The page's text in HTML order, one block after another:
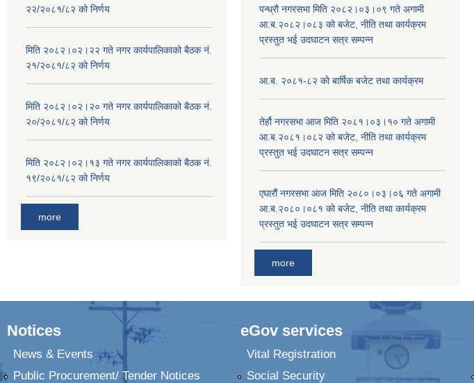
२२/२०८१/८२ को निर्णय
मिति २०८२।०२।२२ गते नगर कार्यपालिकाको बैठक नं.
२१/२०८१/८२ को निर्णय
मिति २०८२।०२।२० गते नगर कार्यपालिकाको बैठक नं.
२०/२०८१/८२ को निर्णय
मिति २०८२।०२।१३ गते नगर कार्यपालिकाको बैठक नं.
१९/२०८१/८२ को निर्णय
more
पन्ध्रौ नगरसभा मिति २०८२।०३।०९ गते अगामी
आ.ब.२०८२।०८३ को बजेट, नीति तथा कार्यक्रम
प्रस्तुत भई उदघाटन सत्र सम्पन्न
आ.ब. २०८१-८२ को बार्षिक बजेट तथा कार्यक्रम
तेर्हौ नगरसभा आज मिति २०८१।०३।१० गते अगामी
आ.ब.२०८१।०८२ को बजेट, नीति तथा कार्यक्रम
प्रस्तुत भई उदघाटन सत्र सम्पन्न
एघारौं नगरसभा आज मिति २०८०।०३।०६ गते अगामी
आ.ब.२०८०।०८१ को बजेट, नीति तथा कार्यक्रम
प्रस्तुत भई उदघाटन सत्र सम्पन्न
more
Notices
News & Events
Public Procurement/ Tender Notices
eGov services
Vital Registration
Social Security